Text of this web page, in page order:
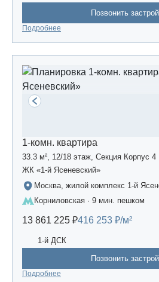
Позвонить
Подробнее
1-комн. квартира
33.3 м², 12/18 этаж, Секция Корпус 4
ЖК «1-й Ясеневский»
Москва, жилой комплекс 1-й
Корниловская · 9 мин. пешком
13 861 225 ₽416 253 ₽/м²
1-й ДСК
Позвонить
Подробнее